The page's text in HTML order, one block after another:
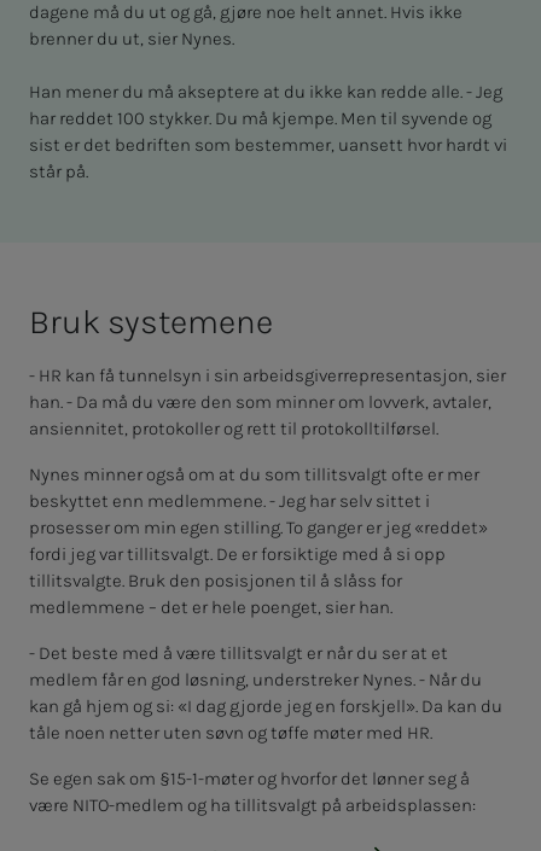
dagene må du ut og gå, gjøre noe helt annet. Hvis ikke
brenner du ut, sier Nynes.
Han mener du må akseptere at du ikke kan redde alle. - Jeg
har reddet 100 stykker. Du må kjempe. Men til syvende og
sist er det bedriften som bestemmer, uansett hvor hardt vi
står på.
Bruk sy­s­­­te­­­me­­­ne
- HR kan få tunnelsyn i sin arbeidsgiverrepresentasjon, sier
han. - Da må du være den som minner om lovverk, avtaler,
ansiennitet, protokoller og rett til protokolltilførsel.
Nynes minner også om at du som tillitsvalgt ofte er mer
beskyttet enn medlemmene. - Jeg har selv sittet i
prosesser om min egen stilling. To ganger er jeg «reddet»
fordi jeg var tillitsvalgt. De er forsiktige med å si opp
tillitsvalgte. Bruk den posisjonen til å slåss for
medlemmene – det er hele poenget, sier han.
- Det beste med å være tillitsvalgt er når du ser at et
medlem får en god løsning, understreker Nynes. - Når du
kan gå hjem og si: «I dag gjorde jeg en forskjell». Da kan du
tåle noen netter uten søvn og tøffe møter med HR.
Se egen sak om §15-1-møter og hvorfor det lønner seg å
være NITO-medlem og ha tillitsvalgt på arbeidsplassen: